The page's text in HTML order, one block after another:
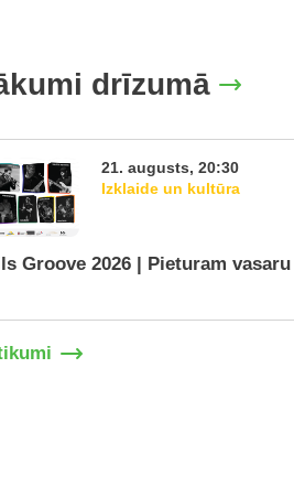
drīzumā
21. augusts, 20:30
Izklaide un kultūra
Groove 2026 | Pieturam